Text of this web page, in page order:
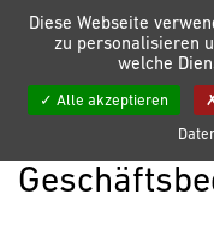
Allgemeine
Diese Webseite
zu personalisieren
welche
Alle akzeptieren